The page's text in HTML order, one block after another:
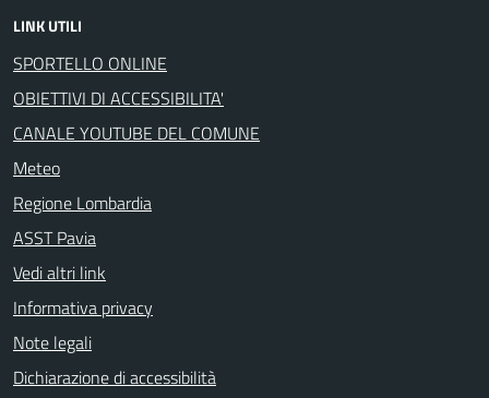
LINK UTILI
SPORTELLO ONLINE
OBIETTIVI DI ACCESSIBILITA'
CANALE YOUTUBE DEL COMUNE
Meteo
Regione Lombardia
ASST Pavia
Vedi altri link
Informativa privacy
Note legali
Dichiarazione di accessibilità